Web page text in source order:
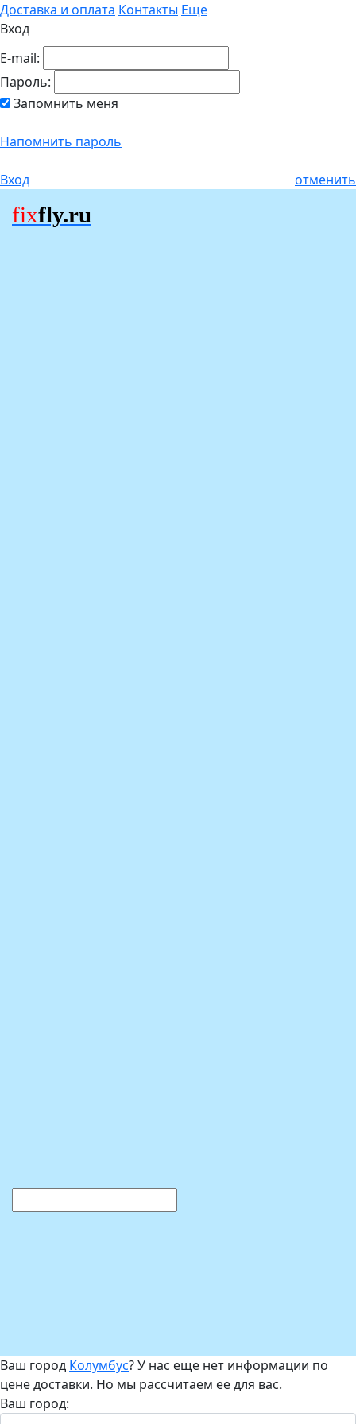
Доставка и оплата Контакты Еще
Вход
E-mail:
Пароль:
Запомнить меня
Напомнить пароль
Вход отменить
fixfly.ru
Ваш город Колумбус? У нас еще нет информации по
цене доставки. Но мы рассчитаем ее для вас.
Ваш город: